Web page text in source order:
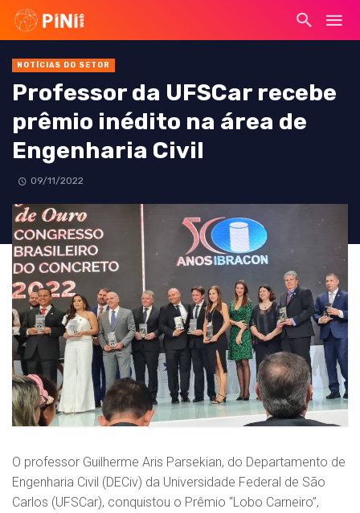
NOTÍCIAS DO SETOR
Professor da UFSCar recebe
prêmio inédito na área de
Engenharia Civil
09/11/2022
O professor Guilherme Aris Parsekian, do Departamento de
Engenharia Civil (DECiv) da Universidade Federal de São
Carlos (UFSCar), conquistou o Prêmio “Lobo Carneiro”,